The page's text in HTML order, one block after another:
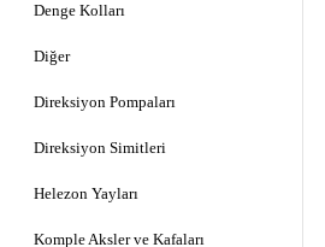
Denge Kolları
Diğer
Direksiyon Pompaları
Direksiyon Simitleri
Helezon Yayları
Komple Aksler ve Kafaları